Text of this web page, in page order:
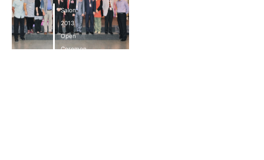
Salon
2013
Open
Ceremon